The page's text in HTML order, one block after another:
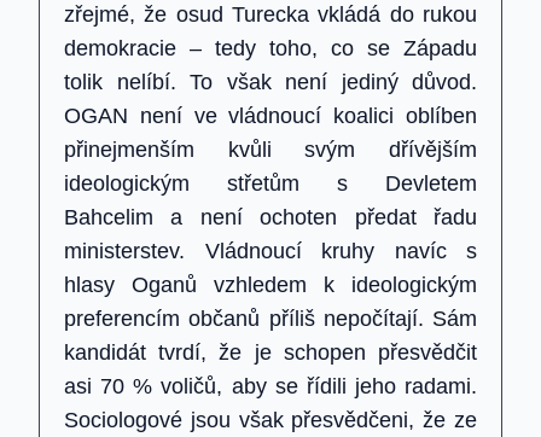
zřejmé, že osud Turecka vkládá do rukou
demokracie – tedy toho, co se Západu
tolik nelíbí. To však není jediný důvod.
OGAN není ve vládnoucí koalici oblíben
přinejmenším kvůli svým dřívějším
ideologickým střetům s Devletem
Bahcelim a není ochoten předat řadu
ministerstev. Vládnoucí kruhy navíc s
hlasy Oganů vzhledem k ideologickým
preferencím občanů příliš nepočítají. Sám
kandidát tvrdí, že je schopen přesvědčit
asi 70 % voličů, aby se řídili jeho radami.
Sociologové jsou však přesvědčeni, že ze